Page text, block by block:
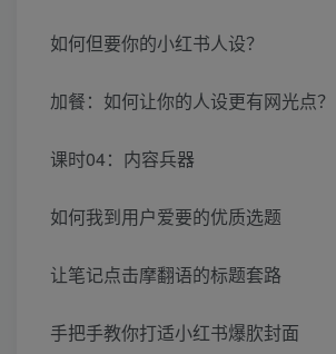
如何但要你的小红书人设？
加餐：如何让你的人设更有网光点？
课时04：内容兵器
如何我到用户爱要的优质选题
让笔记点击摩翻语的标题套路
手把手教你打适小红书爆肷封面